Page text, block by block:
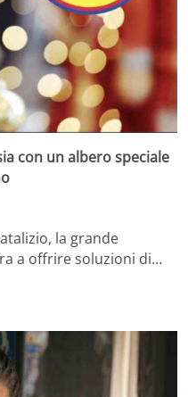
con un albero speciale
la grande
a offrire soluzioni di…